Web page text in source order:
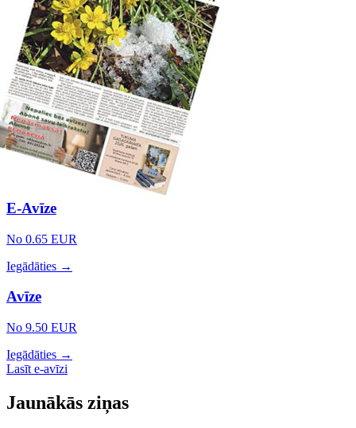
E-Avīze
No 0.65 EUR
Iegādāties →
Avīze
No 9.50 EUR
Iegādāties →
Lasīt e-avīzi
Jaunākās ziņas